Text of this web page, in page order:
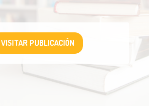
VISITAR PUBLICACIÓN